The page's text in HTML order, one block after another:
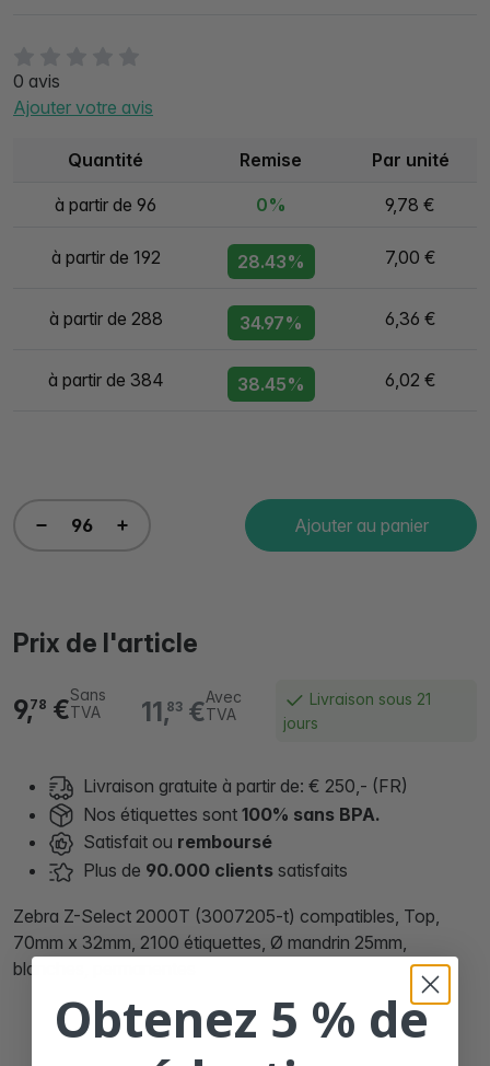
0 avis
Ajouter votre avis
Quantité Remise Par unité
à partir de 96 0% 9,78 €
à partir de 192 28.43% 7,00 €
à partir de 288 34.97% 6,36 €
à partir de 384 38.45% 6,02 €
Ajouter au panier
Prix de l'article
11,83 €Avec
TVA
9,78 €Sans
TVA
Livraison sous 21
jours
Livraison gratuite à partir de: € 250,- (FR)
Nos étiquettes sont 100% sans BPA.
Satisfait ou remboursé
Plus de 90.000 clients satisfaits
Zebra Z-Select 2000T (3007205-t) compatibles, Top,
70mm x 32mm, 2100 étiquettes, Ø mandrin 25mm,
blanches, permanentes
Obtenez 5 % de